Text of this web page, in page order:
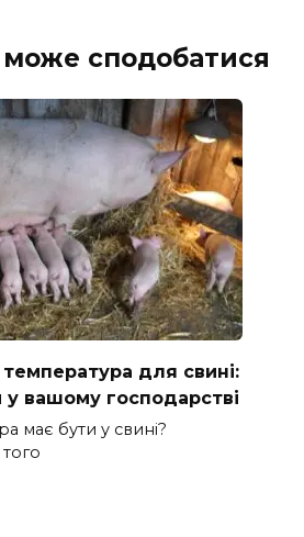
сподобатися
для свині:
у вашому господарстві
має бути у свині?